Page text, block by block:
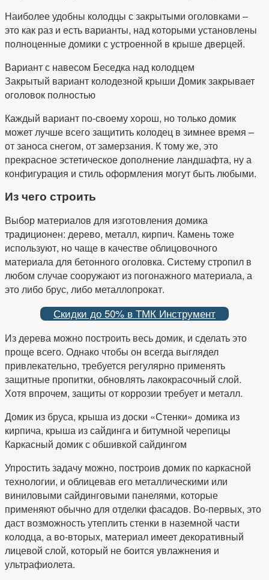
Наиболее удобны колодцы с закрытыми оголовками –
это как раз и есть варианты, над которыми установлены
полноценные домики с устроенной в крыше дверцей.
Вариант с навесом Беседка над колодцем
Закрытый вариант колодезной крыши Домик закрывает
оголовок полностью
Каждый вариант по-своему хорош, но только домик
может лучше всего защитить колодец в зимнее время –
от заноса снегом, от замерзания. К тому же, это
прекрасное эстетическое дополнение ландшафта, ну а
конфигурация и стиль оформления могут быть любыми.
Из чего строить
Выбор материалов для изготовления домика
традиционен: дерево, металл, кирпич. Камень тоже
используют, но чаще в качестве облицовочного
материала для бетонного оголовка. Систему стропил в
любом случае сооружают из погонажного материала, а
это либо брус, либо металлопрокат.
Скидки до 50% в ТМК Инструмент
Из дерева можно построить весь домик, и сделать это
проще всего. Однако чтобы он всегда выглядел
привлекательно, требуется регулярно применять
защитные пропитки, обновлять лакокрасочный слой.
Хотя впрочем, защиты от коррозии требует и металл.
Домик из бруса, крыша из доски «Стенки» домика из
кирпича, крыша из сайдинга и битумной черепицы
Каркасный домик с обшивкой сайдингом
Упростить задачу можно, построив домик по каркасной
технологии, и облицевав его металлическими или
виниловыми сайдинговыми панелями, которые
применяют обычно для отделки фасадов. Во-первых, это
даст возможность утеплить стенки в наземной части
колодца, а во-вторых, материал имеет декоративный
лицевой слой, который не боится увлажнения и
ультрафиолета.